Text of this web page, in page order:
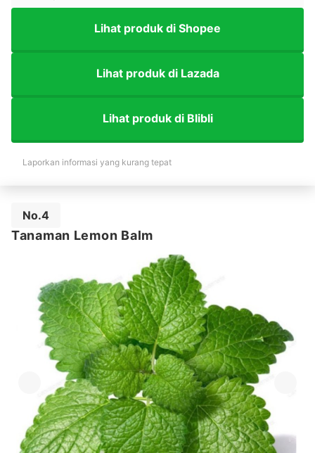
Lihat produk di Shopee
Lihat produk di Lazada
Lihat produk di Blibli
Laporkan informasi yang kurang tepat
No.4
Tanaman Lemon Balm